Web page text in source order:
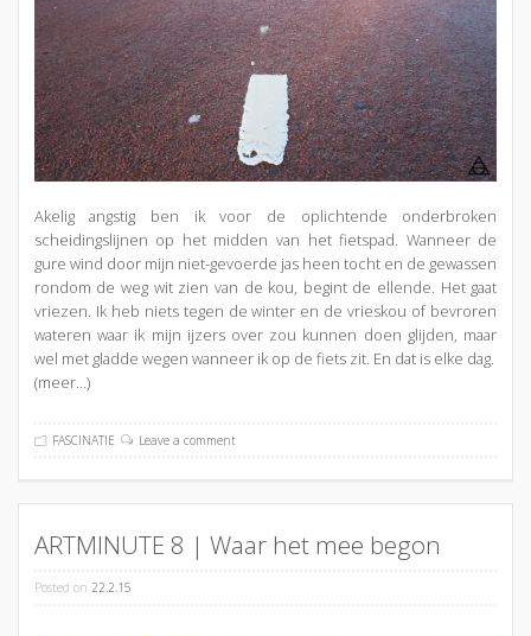
Akelig angstig ben ik voor de oplichtende onderbroken
scheidingslijnen op het midden van het fietspad. Wanneer de
gure wind door mijn niet-gevoerde jas heen tocht en de gewassen
rondom de weg wit zien van de kou, begint de ellende. Het gaat
vriezen. Ik heb niets tegen de winter en de vrieskou of bevroren
wateren waar ik mijn ijzers over zou kunnen doen glijden, maar
wel met gladde wegen wanneer ik op de fiets zit. En dat is elke dag.
(meer…)
FASCINATIE Leave a comment
ARTMINUTE 8 | Waar het mee begon
Posted on 22.2.15